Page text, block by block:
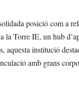
posició com a
Torre IE, un hub
institució
amb grans